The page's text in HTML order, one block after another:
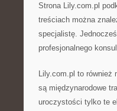
Strona Lily.com.pl
treściach można
specjalistę.
profesjonalnego
Lily.com.pl to również
są międzynarodowe
uroczystości tylko te